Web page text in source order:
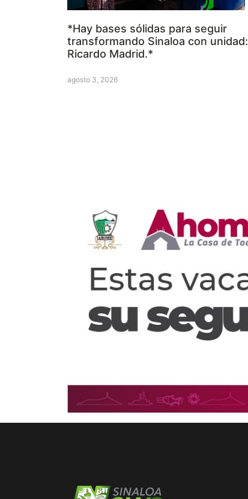
*Hay bases sólidas para seguir
transformando Sinaloa con unidad:
Ricardo Madrid.*
agosto 3, 2026